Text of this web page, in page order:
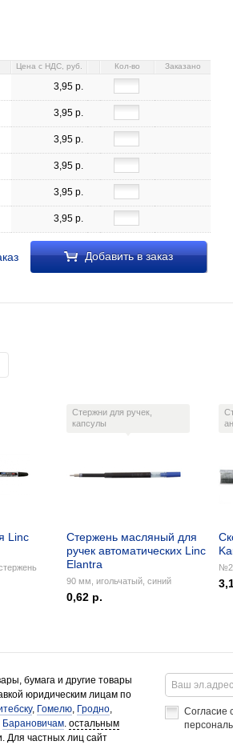
Цена c НДС, руб. Кол-во Заказано
3,95 р.
3,95 р.
3,95 р.
3,95 р.
3,95 р.
3,95 р.
Добавить в заказ
Linc
Стержни для ручек,
капсулы
Стержень масляный для
ручек автоматических Linc
Elantra
90 мм, игольчатый, синий
0,62 р.
Согласие
бумага и другие товары
юридическим лицам по
, Гомелю, Гродно,
Барановичам.остальным
Для частных лиц сайт